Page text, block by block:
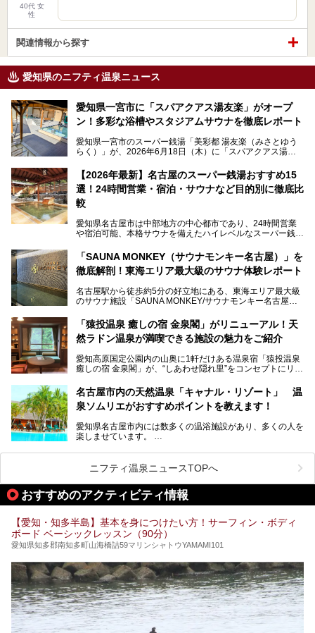
40代 女
性
関連情報から探す
愛知県のニフティ温泉ニュース
愛知県一宮市に「スパアクアス湯友楽」がオープ
ン！多彩な浴槽やスタジアムサウナを徹底レポート
愛知県一宮市のスーパー銭湯「美彩都 湯友楽（みさとゆう
らく）」が、2026年6月18日（木）に「スパアクアス湯友
この地で30年にわたり愛され続けてきた施設だからこそ、
地元住民をはじめオープンを待ちわびている人も多いのでは
ないでしょうか。
老朽化した設備の補修を機に、2年前からじっくり構想を練
ってきたというだけあって、館内の充実度は想像以上。
以前の4倍に拡張したという露天エリアや10の浴槽、40人収
容の巨大なスタジアムサウナに、岩盤浴やリラクゼーション
までまるごと楽しめる施設に生まれ変わりました。
今回は、全面リニューアルして新しくなった「スパアクアス
【2026年最新】名古屋のスーパー銭湯おすすめ15
選！24時間営業・宿泊・サウナなど目的別に徹底比
較
愛知県名古屋市は中部地方の中心都市であり、24時間営業
や宿泊可能、本格サウナを備えたハイレベルなスーパー銭湯
そのため、「日々の仕事の疲れを心身ともにリセットした
い」「休日に時間を忘れて1日中ダラダラ過ごしたい」「コ
くある点が魅力です！
お好みの温泉施設を見つけて楽しんでくださいね。
「SAUNA MONKEY（サウナモンキー名古屋）」を
徹底解剖！東海エリア最大級のサウナ体験レポート
名古屋駅から徒歩約5分の好立地にある、東海エリア最大級
のサウナ施設「SAUNA MONKEY/サウナモンキー名古屋」
「名古屋駅周辺ってサウナが少ないよね」という声をよく耳
にするだけあり、アクセスの良さにも胸が高鳴ります。
今回は普段は男性専用となっているパブリックサウナが、女
さっそく取材してきました！
「猿投温泉 癒しの宿 金泉閣」がリニューアル！天
然ラドン温泉が満喫できる施設の魅力をご紹介
愛知高原国定公園内の山奥に1軒だけある温泉宿「猿投温泉
癒しの宿 金泉閣」が、“しあわせ隠れ里”をコンセプトにリニ
天然ラドン温泉が堪能できるお風呂や、新設・改装された客
室、地元の食材と温泉水で作られたお料理……。
ご紹介します。
名古屋市内の天然温泉「キャナル・リゾート」 温
泉ソムリエがおすすめポイントを教えます！
愛知県名古屋市内には数多くの温浴施設があり、多くの人を
楽しませています。
ムリエの目線で紹介していきます！
名古屋市内にはスーパー銭湯や日帰り温泉が多く、「どこに
行こうかな？」と悩んでしまう方も多いと思います。
ぜひこの記事を参考にして「キャナル・リゾート」に出かけ
てみるのはいかがでしょうか？
ニフティ温泉ニュースTOPへ
おすすめのアクティビティ情報
【愛知・知多半島】基本を身につけたい方！サーフィン・ボディ
ボード ベーシックレッスン（90分）
愛知県知多郡南知多町山海橋詰59マリンシャトウYAMAMI101